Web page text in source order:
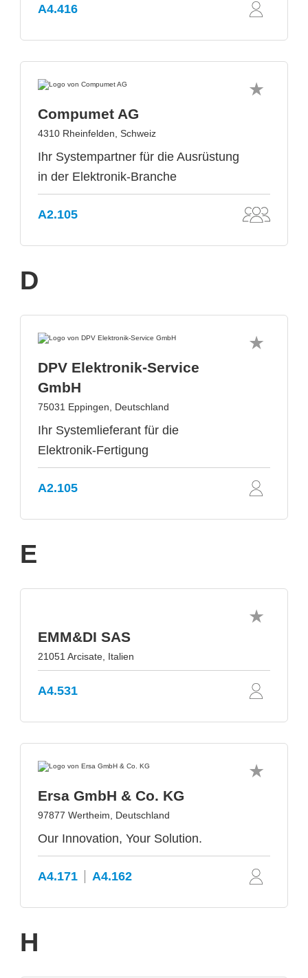
A4.416
Compumet AG
4310 Rheinfelden, Schweiz
Ihr Systempartner für die Ausrüstung
in der Elektronik-Branche
A2.105
D
DPV Elektronik-Service
GmbH
75031 Eppingen, Deutschland
Ihr Systemlieferant für die
Elektronik-Fertigung
A2.105
E
EMM&DI SAS
21051 Arcisate, Italien
A4.531
Ersa GmbH & Co. KG
97877 Wertheim, Deutschland
Our Innovation, Your Solution.
A4.171 A4.162
H